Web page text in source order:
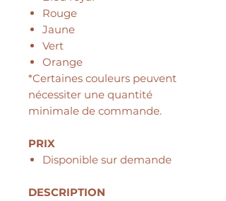
Rouge
Jaune
Vert
Orange
*Certaines couleurs peuvent
nécessiter une quantité
minimale de commande.
PRIX
Disponible sur demande
DESCRIPTION